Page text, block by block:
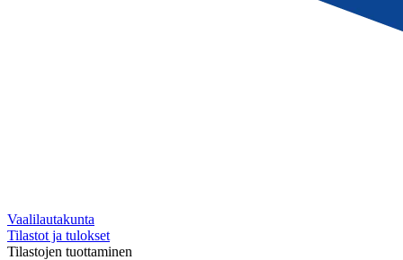
Vaalilautakunta
Tilastot ja tulokset
Tilastojen tuottaminen